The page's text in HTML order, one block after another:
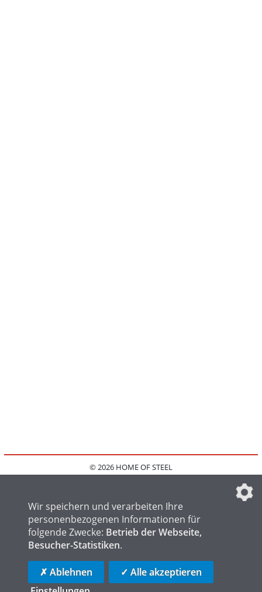
© 2026 HOME OF STEEL
IMPRESSUM
FAQ
DATENSCHUTZEINSTELLUNGEN
HOME OF LOGISTICS
Wir speichern und verarbeiten Ihre
personenbezogenen Informationen für
folgende Zwecke: Betrieb der Webseite,
Besucher-Statistiken.
✗ Ablehnen
✓ Alle akzeptieren